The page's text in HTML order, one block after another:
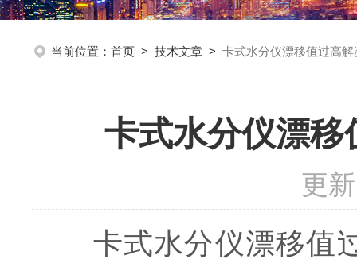
当前位置： 首页 > 技术文章 > 卡式水分仪漂移值过高
卡式水分仪漂
更
卡式水分仪漂移值过